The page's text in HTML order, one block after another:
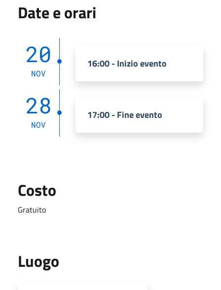
Date e orari
20
NOV
16:00 - Inizio evento
28
NOV
17:00 - Fine evento
Costo
Gratuito
Luogo